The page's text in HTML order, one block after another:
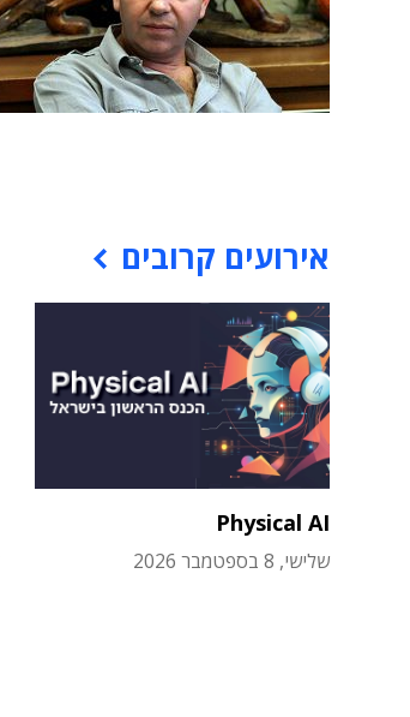
אירועים קרובים
Physical AI
שלישי, 8 בספטמבר 2026